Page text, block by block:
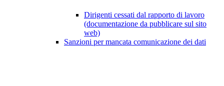
Dirigenti cessati dal rapporto di lavoro
(documentazione da pubblicare sul sito
web)
Sanzioni per mancata comunicazione dei dati